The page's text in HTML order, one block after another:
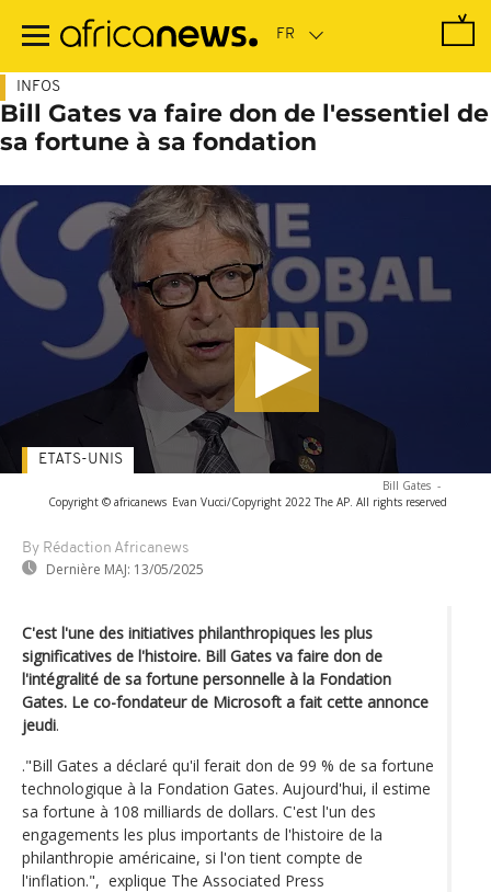
contenu
INFOS
Bill Gates va faire don de l'essentiel de
sa fortune à sa fondation
Bill Gates -
Copyright © africanews Evan Vucci/Copyright 2022 The AP. All rights reserved
By Rédaction Africanews
Dernière MAJ: 13/05/2025
ETATS-UNIS
C'est l'une des initiatives philanthropiques les plus
significatives de l'histoire. Bill Gates va faire don de
l'intégralité de sa fortune personnelle à la Fondation
Gates. Le co-fondateur de Microsoft a fait cette annonce
jeudi.
."Bill Gates a déclaré qu'il ferait don de 99 % de sa fortune
technologique à la Fondation Gates. Aujourd'hui, il estime
sa fortune à 108 milliards de dollars. C'est l'un des
engagements les plus importants de l'histoire de la
philanthropie américaine, si l'on tient compte de
l'inflation.", explique The Associated Press